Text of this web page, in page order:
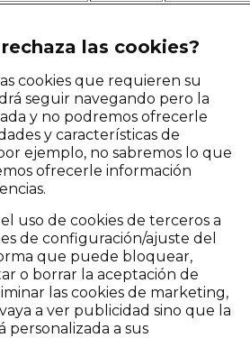
las cookies?
cookies que requieren su
seguir navegando pero la
y no podremos ofrecerle
y características de
ejemplo, no sabremos lo que
ofrecerle información
uso de cookies de terceros a
de configuración/ajuste del
que puede bloquear,
o borrar la aceptación de
las cookies de marketing,
a ver publicidad sino que la
personalizada a sus